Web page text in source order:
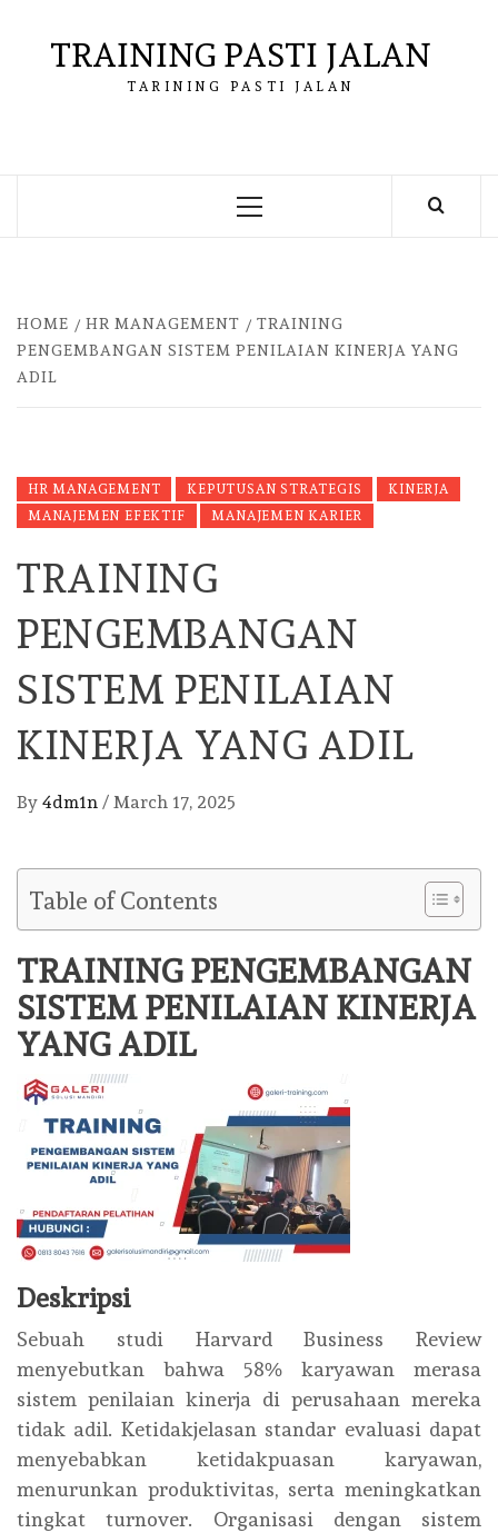
contentTRAINING PASTI JALAN
TARINING PASTI JALAN
Primary
HOME HR MANAGEMENT
TRAINING
PENGEMBANGAN SISTEM PENILAIAN KINERJA YANG
ADIL
HR MANAGEMENT KEPUTUSAN STRATEGIS
KINERJA
MANAJEMEN EFEKTIF
MANAJEMEN KARIER
TRAINING
PENGEMBANGAN
SISTEM PENILAIAN
KINERJA YANG ADIL
By 4dm1n / March 17, 2025
Table of Contents
TRAINING PENGEMBANGAN
SISTEM PENILAIAN KINERJA
YANG ADIL
Deskripsi
Sebuah studi Harvard Business Review
menyebutkan bahwa 58% karyawan merasa
sistem penilaian kinerja di perusahaan mereka
tidak adil. Ketidakjelasan standar evaluasi dapat
menyebabkan ketidakpuasan karyawan,
menurunkan produktivitas, serta meningkatkan
tingkat turnover. Organisasi dengan sistem